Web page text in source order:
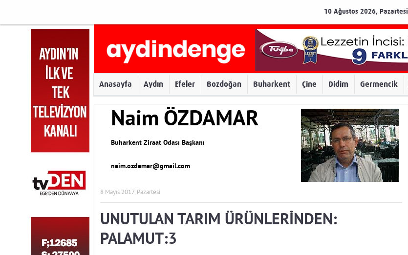
10 Ağustos 2026, Pazartesi
Anasayfa Aydın Efeler Bozdoğan Buharkent Çine Didim Germencik
Naim ÖZDAMAR
Buharkent Ziraat Odası Başkanı
naim.ozdamar@gmail.com
8 Mayıs 2017, Pazartesi
UNUTULAN TARIM ÜRÜNLERİNDEN:
PALAMUT:3